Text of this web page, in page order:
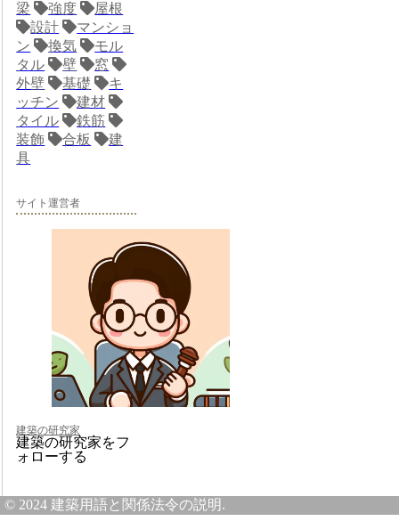
梁
強度
屋根
設計
マンショ
ン
換気
モル
タル
壁
窓
外壁
基礎
キ
ッチン
建材
タイル
鉄筋
装飾
合板
建
具
サイト運営者
建築の研究家
建築の研究家をフ
ォローする
© 2024 建築用語と関係法令の説明.